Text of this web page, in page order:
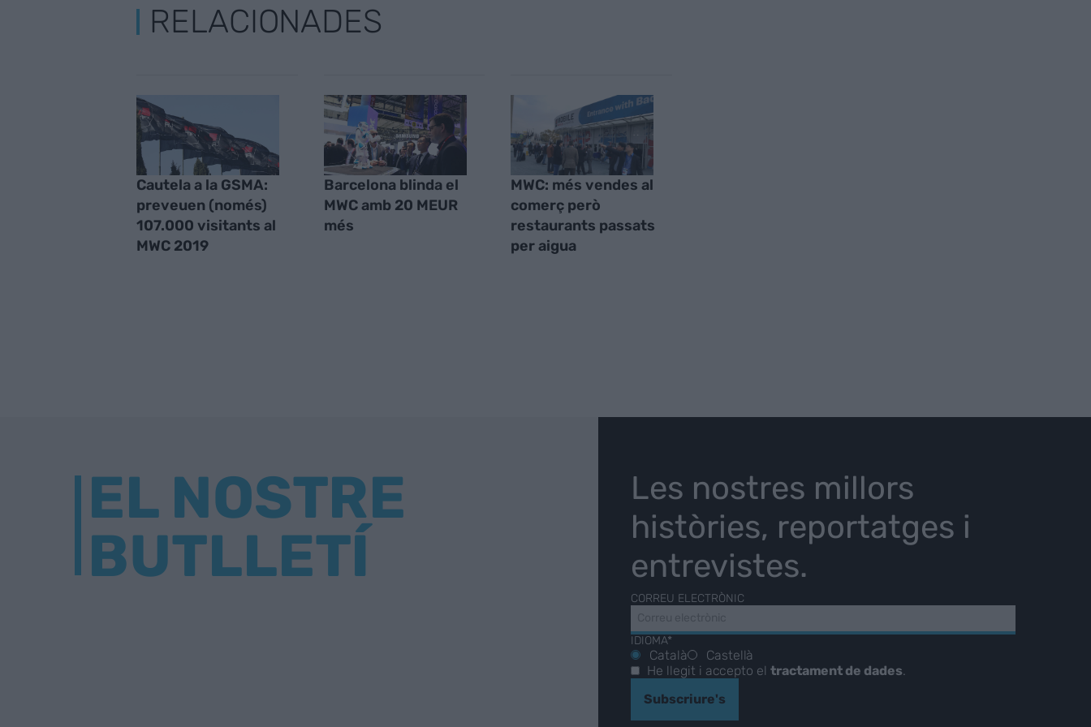
RELACIONADES
Cautela a la GSMA:
preveuen (només)
107.000 visitants al
MWC 2019
Barcelona blinda el
MWC amb 20 MEUR
més
MWC: més vendes al
comerç però
restaurants passats
per aigua
EL NOSTRE
BUTLLETÍ
Les nostres millors
històries, reportatges i
entrevistes.
CORREU ELECTRÒNIC
IDIOMA*
Català
Castellà
He llegit i accepto el tractament de dades.
Subscriure's